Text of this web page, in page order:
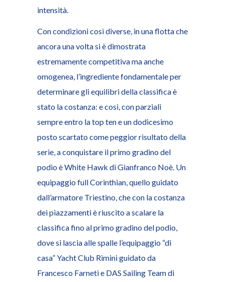
intensità.
Con condizioni così diverse, in una flotta che
ancora una volta si è dimostrata
estremamente competitiva ma anche
omogenea, l’ingrediente fondamentale per
determinare gli equilibri della classifica è
stato la costanza: e così, con parziali
sempre entro la top ten e un dodicesimo
posto scartato come peggior risultato della
serie, a conquistare il primo gradino del
podio è White Hawk di Gianfranco Noè. Un
equipaggio full Corinthian, quello guidato
dall’armatore Triestino, che con la costanza
dei piazzamenti è riuscito a scalare la
classifica fino al primo gradino del podio,
dove si lascia alle spalle l’equipaggio “di
casa” Yacht Club Rimini guidato da
Francesco Farneti e DAS Sailing Team di